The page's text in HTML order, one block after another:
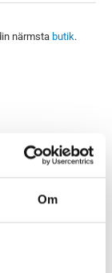
Om
närmsta butik.
år men det här
Pro har givits
komforten och
tillräcklig
till ett lysande